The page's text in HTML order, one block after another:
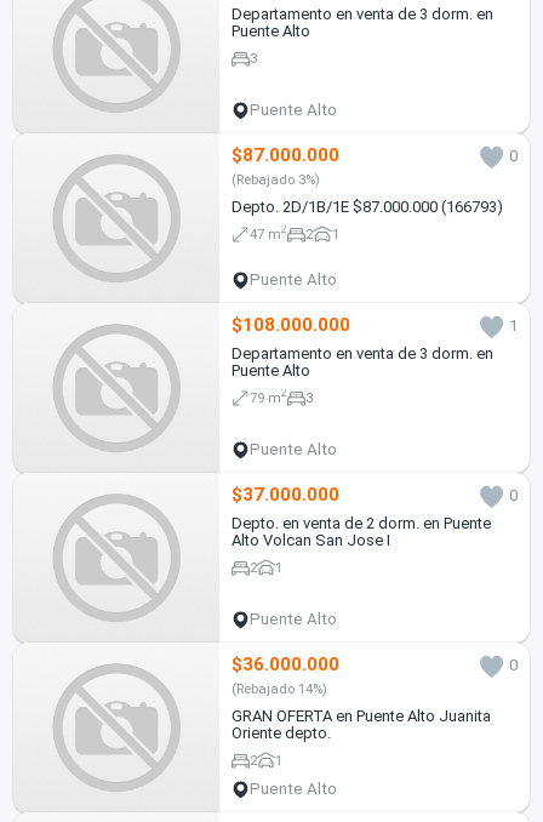
Departamento en venta de 3 dorm. en
Puente Alto
3
Puente Alto
$87.000.000 0
(Rebajado 3%)
Depto. 2D/1B/1E $87.000.000 (166793)
47 m2 2 1
Puente Alto
$108.000.000
1
Departamento en venta de 3 dorm. en
Puente Alto
79 m2 3
Puente Alto
$37.000.000
0
Depto. en venta de 2 dorm. en Puente
Alto Volcan San Jose I
2 1
Puente Alto
$36.000.000 0
(Rebajado 14%)
GRAN OFERTA en Puente Alto Juanita
Oriente depto.
2 1
Puente Alto